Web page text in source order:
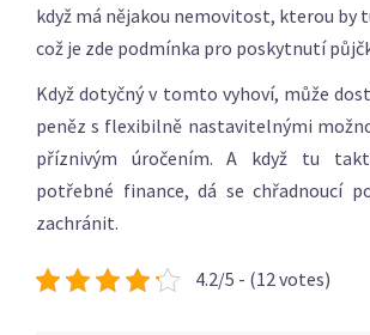
když má nějakou nemovitost, kterou by
což je zde podmínka pro poskytnutí
Když dotyčný v tomto vyhoví, může
peněz s flexibilně nastavitelnými
příznivým úročením. A když tu
potřebné finance, dá se chřadnoucí
zachránit.
4.2/5 - (12 votes)